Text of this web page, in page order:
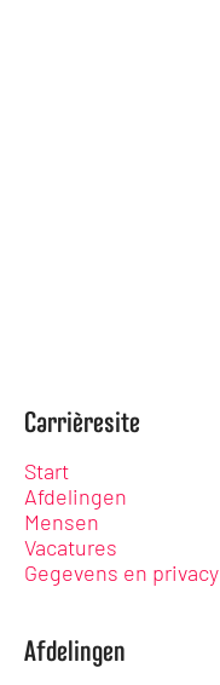
Carrièresite
Start
Afdelingen
Mensen
Vacatures
Gegevens en privacy
Afdelingen